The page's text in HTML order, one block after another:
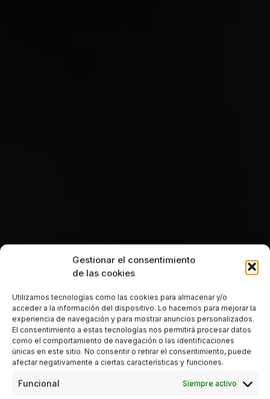
Gestionar el consentimiento
de las cookies
Utilizamos tecnologías como las cookies para almacenar y/o
acceder a la información del dispositivo. Lo hacemos para mejorar la
experiencia de navegación y para mostrar anuncios personalizados.
El consentimiento a estas tecnologías nos permitirá procesar datos
como el comportamiento de navegación o las identificaciones
únicas en este sitio. No consentir o retirar el consentimiento, puede
afectar negativamente a ciertas características y funciones.
Funcional Siempre activo